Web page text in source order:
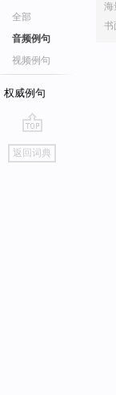
全部
音频例句
视频例句
权威例句
go
top
返回词典
海
书